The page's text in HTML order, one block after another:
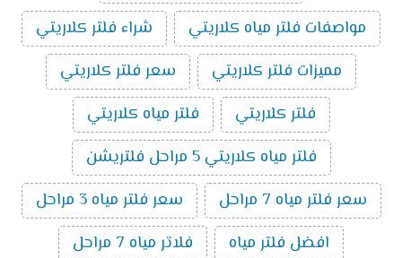
مواصفات فلتر مياه كلاريتي
شراء فلتر كلاريتي
مميزات فلتر كلاريتي
سعر فلتر كلاريتي
فلتر كلاريتي
فلتر مياه كلاريتي
فلتر مياه كلاريتي 5 مراحل فلتريشن
سعر فلتر مياه 7 مراحل
سعر فلتر مياه 3 مراحل
افضل فلتر مياه
فلاتر مياه 7 مراحل